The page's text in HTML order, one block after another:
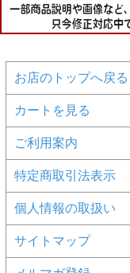
お店のトップへ戻る
カートを見る
ご利用案内
特定商取引法表示
個人情報の取扱い
サイトマップ